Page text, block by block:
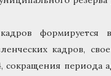
формируется
кадров,
периода